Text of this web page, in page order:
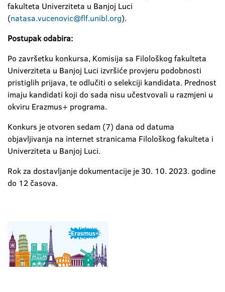
fakulteta Univerziteta u Banjoj Luci
(natasa.vucenovic@flf.unibl.org).
Postupak odabira:
Po završetku konkursa, Komisija sa Filološkog fakulteta
Univerziteta u Banjoj Luci izvršiće provjeru podobnosti
pristiglih prijava, te odlučiti o selekciji kandidata. Prednost
imaju kandidati koji do sada nisu učestvovali u razmjeni u
okviru Erazmus+ programa.
Konkurs je otvoren sedam (7) dana od datuma
objavljivanja na internet stranicama Filološkog fakulteta i
Univerziteta u Banjoj Luci.
Rok za dostavljanje dokumentacije je 30. 10. 2023. godine
do 12 časova.